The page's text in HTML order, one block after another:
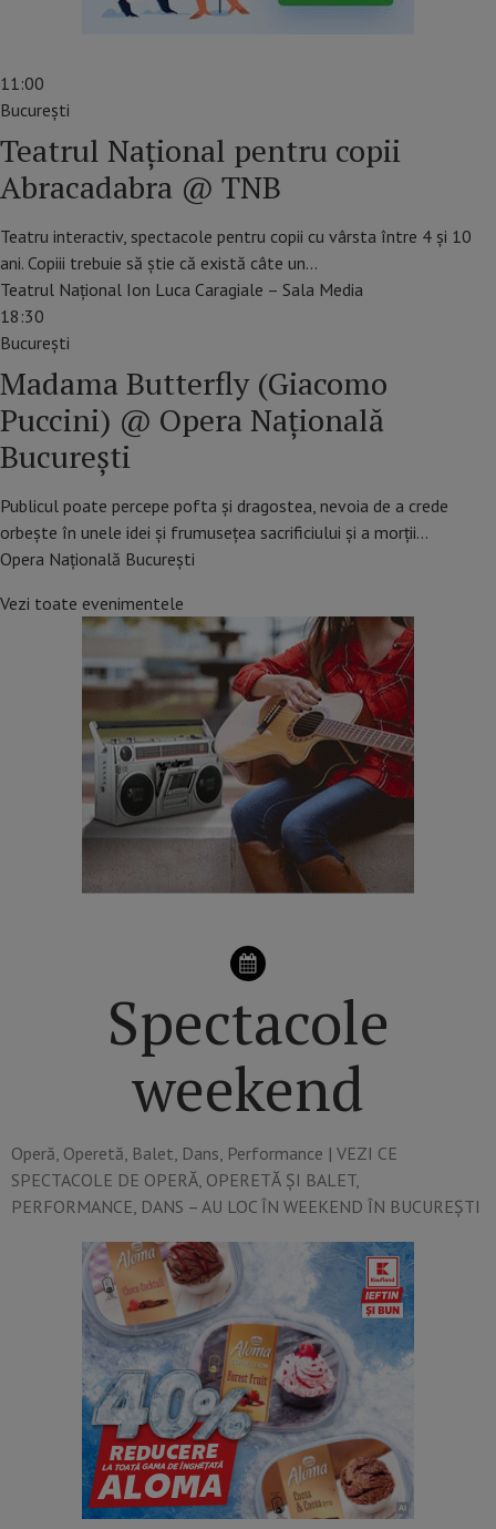
11:00
Bucureşti
Teatrul Naţional pentru copii
Abracadabra @ TNB
Teatru interactiv, spectacole pentru copii cu vârsta între 4 și 10
ani. Copiii trebuie să ştie că există câte un…
Teatrul Național Ion Luca Caragiale – Sala Media
18:30
Bucureşti
Madama Butterfly (Giacomo
Puccini) @ Opera Națională
București
Publicul poate percepe pofta și dragostea, nevoia de a crede
orbește în unele idei și frumusețea sacrificiului și a morții…
Opera Națională București
Vezi toate evenimentele
Spectacole
weekend
Operă, Operetă, Balet, Dans, Performance​ | VEZI CE
SPECTACOLE DE OPERĂ, OPERETĂ ȘI BALET,
PERFORMANCE, DANS – AU LOC ÎN WEEKEND ÎN BUCUREȘTI